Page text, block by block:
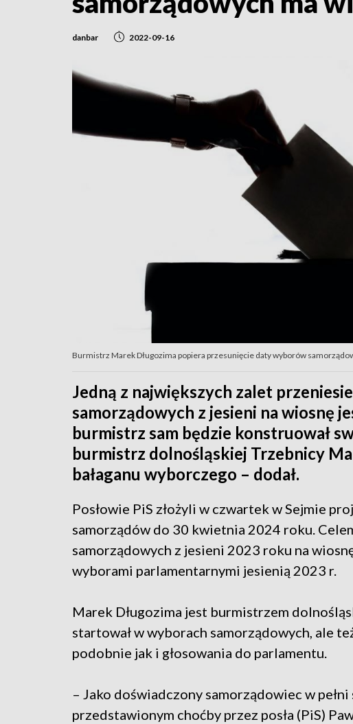
danbar 2022-09-16
Burmistrz Marek Długozima popiera przesunięcie daty wyborów
Jedną z największych zalet
samorządowych z jesieni na wiosnę
burmistrz sam będzie konstruował
burmistrz dolnośląskiej Trzebnicy
bałaganu wyborczego – dodał.
Posłowie PiS złożyli w czwartek w Sejmie
samorządów do 30 kwietnia 2024 roku.
samorządowych z jesieni 2023 roku na
wyborami parlamentarnymi jesienią 2023 r.
Marek Długozima jest burmistrzem
startował w wyborach samorządowych, ale
podobnie jak i głosowania do parlamentu.
– Jako doświadczony samorządowiec w
przedstawionym choćby przez posła (PiS)